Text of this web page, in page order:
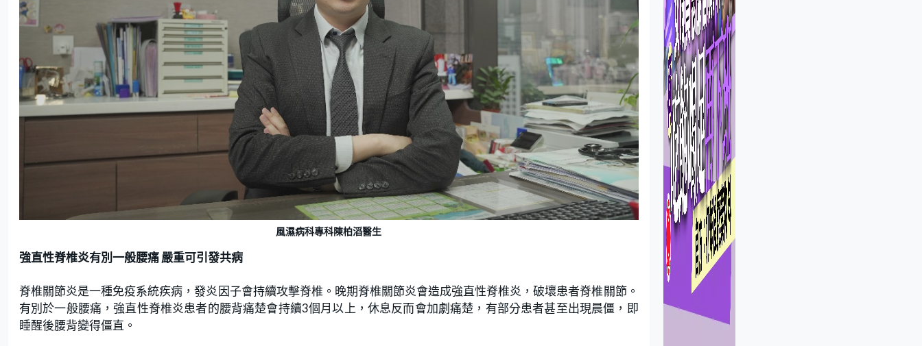
風濕病科專科陳柏滔醫生
強直性脊椎炎有別一般腰痛嚴重可引發共病
脊椎關節炎是一種免疫系統疾病，發炎因子會持續攻擊脊椎。晚期脊椎關節炎會造成強直性脊椎炎 ，破壞患者脊椎關節。
有別於一般腰痛，強直性脊椎炎患者的腰背痛楚會持續3個月以上，休息反而會加劇痛楚，有部分患者甚至出現晨僵，即
睡醒後腰背變得僵直。